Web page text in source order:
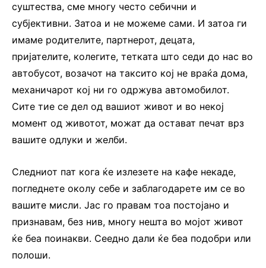
суштества, сме многу често себични и
субјективни. Затоа и не можеме сами. И затоа ги
имаме родителите, партнерот, децата,
пријателите, колегите, тетката што седи до нас во
автобусот, возачот на таксито кој не враќа дома,
механичарот кој ни го одржува автомобилот.
Сите тие се дел од вашиот живот и во некој
момент од животот, можат да остават печат врз
вашите одлуки и желби.
Следниот пат кога ќе излезете на кафе некаде,
погледнете околу себе и заблагодарете им се во
вашите мисли. Јас го правам тоа постојано и
признавам, без нив, многу нешта во мојот живот
ќе беа поинакви. Сеедно дали ќе беа подобри или
полоши.